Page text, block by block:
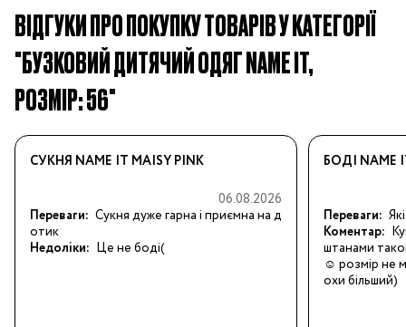
ВІДГУКИ ПРО ПОКУПКУ ТОВАРІВ У КАТЕГОРІЇ
"БУЗКОВИЙ ДИТЯЧИЙ ОДЯГ NAME IT,
РОЗМІР: 56"
СУКНЯ NAME IT MAISY PINK
06.08.2026
Переваги: Сукня дуже гарна і приємна на д
отик
Недоліки: Це не боді(
БОДІ NAME
Переваги:
Коментар:
штанами
☺️ розмір не
охи більший)